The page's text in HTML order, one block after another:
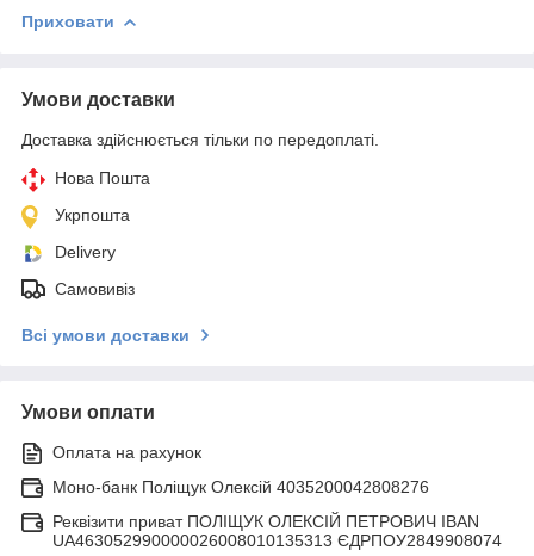
Приховати
Умови доставки
Доставка здійснюється тільки по передоплаті.
Нова Пошта
Укрпошта
Delivery
Самовивіз
Всі умови доставки
Умови оплати
Оплата на рахунок
Моно-банк Поліщук Олексій 4035200042808276
Реквізити приват ПОЛІЩУК ОЛЕКСІЙ ПЕТРОВИЧ IBAN
UA463052990000026008010135313 ЄДРПОУ2849908074